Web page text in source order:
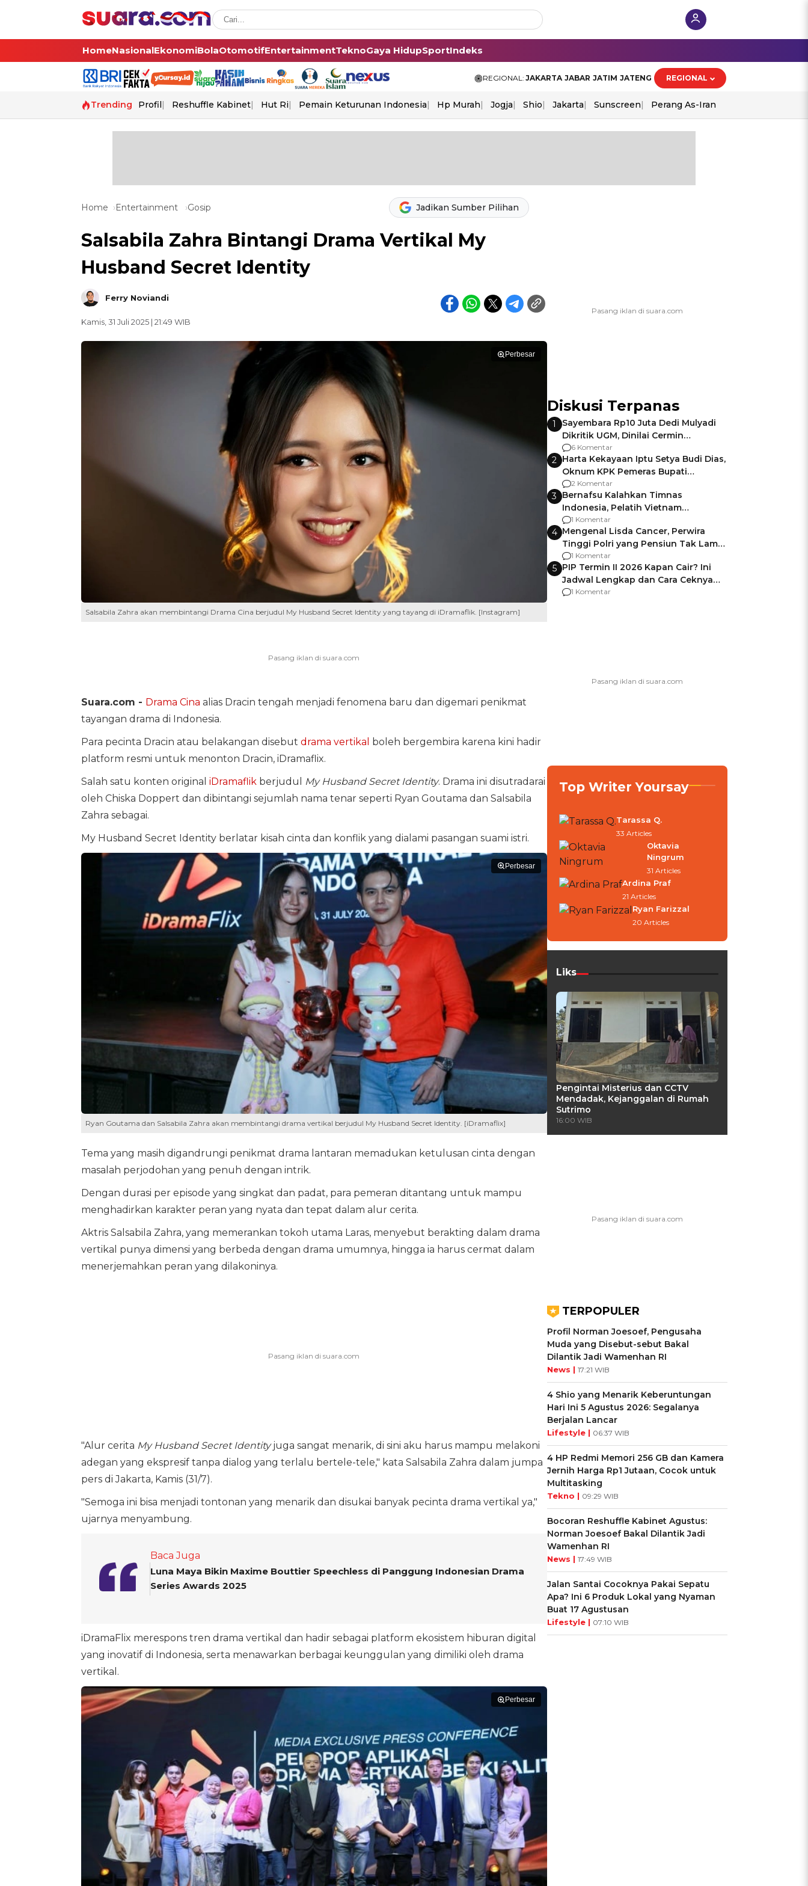
HomeNasionalEkonomiBolaOtomotifEntertainmentTeknoGaya HidupSportIndeks
REGIONAL: JAKARTA JABAR JATIM JATENG REGIONAL
Trending Profil Reshuffle Kabinet Hut Ri Pemain Keturunan Indonesia Hp Murah Jogja Shio Jakarta Sunscreen Perang As-Iran
Home Entertainment Gosip Jadikan Sumber Pilihan
Salsabila Zahra Bintangi Drama Vertikal My
Husband Secret Identity
Ferry Noviandi
Kamis, 31 Juli 2025 | 21:49 WIB
Perbesar
Salsabila Zahra akan membintangi Drama Cina berjudul My Husband Secret Identity yang tayang di iDramaflik. [Instagram]
Suara.com - Drama Cina alias Dracin tengah menjadi fenomena baru dan digemari penikmat
tayangan drama di Indonesia.
Para pecinta Dracin atau belakangan disebut drama vertikal boleh bergembira karena kini hadir
platform resmi untuk menonton Dracin, iDramaflix.
Salah satu konten original iDramaflik berjudul My Husband Secret Identity. Drama ini disutradarai
oleh Chiska Doppert dan dibintangi sejumlah nama tenar seperti Ryan Goutama dan Salsabila
Zahra sebagai.
My Husband Secret Identity berlatar kisah cinta dan konflik yang dialami pasangan suami istri.
Perbesar
Ryan Goutama dan Salsabila Zahra akan membintangi drama vertikal berjudul My Husband Secret Identity. [iDramaflix]
Tema yang masih digandrungi penikmat drama lantaran memadukan ketulusan cinta dengan
masalah perjodohan yang penuh dengan intrik.
Dengan durasi per episode yang singkat dan padat, para pemeran ditantang untuk mampu
menghadirkan karakter peran yang nyata dan tepat dalam alur cerita.
Aktris Salsabila Zahra, yang memerankan tokoh utama Laras, menyebut berakting dalam drama
vertikal punya dimensi yang berbeda dengan drama umumnya, hingga ia harus cermat dalam
menerjemahkan peran yang dilakoninya.
"Alur cerita My Husband Secret Identityjuga sangat menarik, di sini aku harus mampu melakoni
adegan yang ekspresif tanpa dialog yang terlalu bertele-tele," kata Salsabila Zahra dalam jumpa
pers di Jakarta, Kamis (31/7).
"Semoga ini bisa menjadi tontonan yang menarik dan disukai banyak pecinta drama vertikal ya,"
ujarnya menyambung.
Baca Juga
Luna Maya Bikin Maxime Bouttier Speechless di Panggung Indonesian Drama
Series Awards 2025
iDramaFlix merespons tren drama vertikal dan hadir sebagai platform ekosistem hiburan digital
yang inovatif di Indonesia, serta menawarkan berbagai keunggulan yang dimiliki oleh drama
vertikal.
Perbesar
Diskusi Terpanas
1
Sayembara Rp10 Juta Dedi Mulyadi
Dikritik UGM, Dinilai Cermin
Gagalnya Negara Jamin Keamanan
6 Komentar
2 Harta Kekayaan Iptu Setya Budi Dias,
Oknum KPK Pemeras Bupati
Pemalang
2 Komentar
3 Bernafsu Kalahkan Timnas
Indonesia, Pelatih Vietnam
Berencana Pakai Jimat di Pakansari
1 Komentar
4 Mengenal Lisda Cancer, Perwira
Tinggi Polri yang Pensiun Tak Lama
Usai Jadi Brigjen
1 Komentar
5 PIP Termin II 2026 Kapan Cair? Ini
Jadwal Lengkap dan Cara Ceknya
agar Dana Tidak Hangus!
1 Komentar
Top Writer Yoursay
Tarassa Q.
33 Articles
Oktavia
Ningrum
31 Articles
Ardina Praf
21 Articles
Ryan Farizzal
20 Articles
Liks
Pengintai Misterius dan CCTV
Mendadak, Kejanggalan di Rumah
Sutrimo
16:00 WIB
TERPOPULER
Profil Norman Joesoef, Pengusaha
Muda yang Disebut-sebut Bakal
Dilantik Jadi Wamenhan RI
News | 17:21 WIB
4 Shio yang Menarik Keberuntungan
Hari Ini 5 Agustus 2026: Segalanya
Berjalan Lancar
Lifestyle | 06:37 WIB
4 HP Redmi Memori 256 GB dan Kamera
Jernih Harga Rp1 Jutaan, Cocok untuk
Multitasking
Tekno | 09:29 WIB
Bocoran Reshuffle Kabinet Agustus:
Norman Joesoef Bakal Dilantik Jadi
Wamenhan RI
News | 17:49 WIB
Jalan Santai Cocoknya Pakai Sepatu
Apa? Ini 6 Produk Lokal yang Nyaman
Buat 17 Agustusan
Lifestyle | 07:10 WIB